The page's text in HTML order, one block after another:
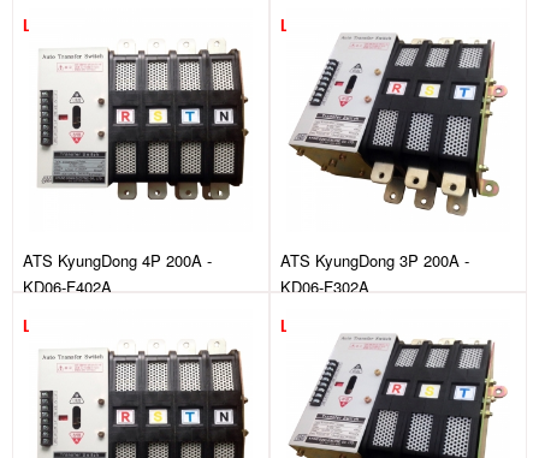
Liên hệ Liên hệ
ATS KyungDong 4P 200A -
KD06-F402A
Liên hệ
ATS KyungDong 3P 200A -
KD06-F302A
Liên hệ